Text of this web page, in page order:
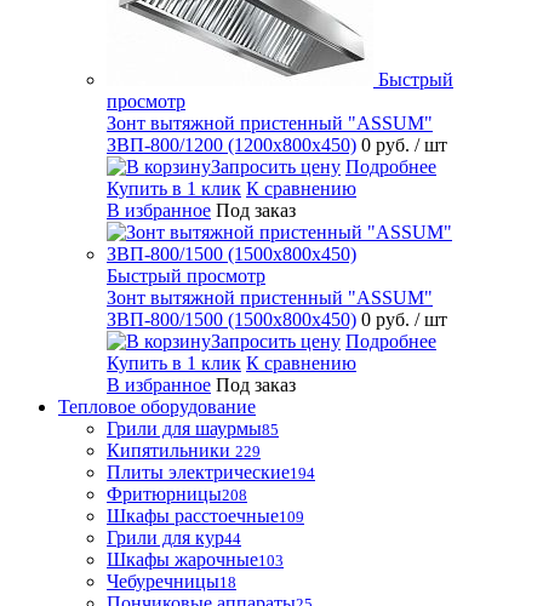
Быстрый
просмотр
Зонт вытяжной пристенный "ASSUM"
ЗВП-800/1200 (1200х800х450) 0 руб. / шт
Запросить цену Подробнее
Купить в 1 клик К сравнению
В избранное Под заказ
Быстрый просмотр
Зонт вытяжной пристенный "ASSUM"
ЗВП-800/1500 (1500х800х450) 0 руб. / шт
Запросить цену Подробнее
Купить в 1 клик К сравнению
В избранное Под заказ
Тепловое оборудование
Грили для шаурмы85
Кипятильники 229
Плиты электрические194
Фритюрницы208
Шкафы расстоечные109
Грили для кур44
Шкафы жарочные103
Чебуречницы18